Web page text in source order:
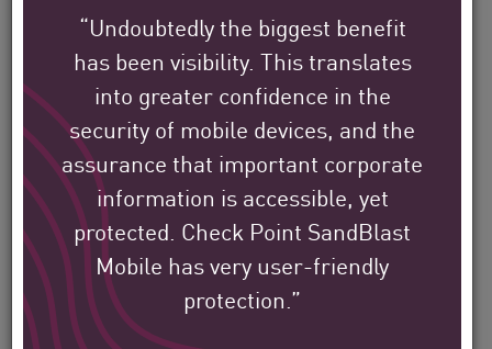
“Undoubtedly the biggest benefit
has been visibility. This translates
into greater confidence in the
security of mobile devices, and the
assurance that important corporate
information is accessible, yet
protected. Check Point SandBlast
Mobile has very user-friendly
protection.”
zum Schutz der größten Unternehmen,
Behörden und Serviceanbieter der ganzen
Welt beizutragen.
Filter
by
Solutions
Filter
by
Industry
Filter
by